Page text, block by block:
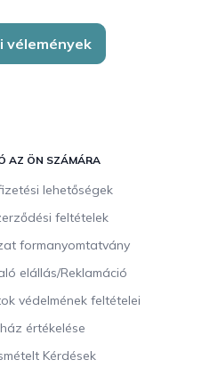
vélemények
AZ ÖN SZÁMÁRA
lehetőségek
feltételek
formanyomtatvány
elállás/Reklamáció
védelmének feltételei
értékelése
Kérdések